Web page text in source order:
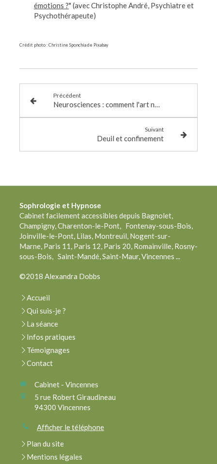
émotions ?" (avec Christophe André, Psychiatre et
Psychothérapeute)
Crédit photo : Christine Sponchia de Pixabay
Précédent
Neurosciences : comment l'art nous guérit
Suivant
Deuil et confinement
Sophrologie et Hypnose
Cabinet facilement accessibles depuis Bagnolet,
Champigny, Charenton-le-Pont, Fontenay-sous-Bois,
Joinville-le-Pont, Lilas, Montreuil, Nogent-sur-
Marne, Paris 11, Paris 12, Paris 20, Romainville, Rosny-
sous-Bois, Saint-Mandé, Saint-Maur, Vincennes ...
©2018 Alexandra Dobbs
Accueil
Qui suis-je ?
La séance
Infos pratiques
Témoignages
Contact
Cabinet - Vincennes
5 rue Robert Giraudineau
94300 Vincennes
Afficher le téléphone
Plan du site
Mentions légales